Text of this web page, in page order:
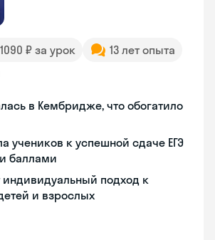
₽ за урок
13 лет опыта
в Кембридже, что обогатило
учеников к успешной сдаче ЕГЭ
баллами
подход к
и взрослых